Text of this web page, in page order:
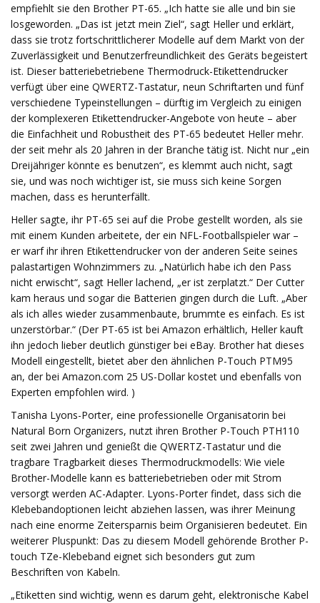
empfiehlt sie den Brother PT-65. „Ich hatte sie alle und bin sie
losgeworden. „Das ist jetzt mein Ziel“, sagt Heller und erklärt,
dass sie trotz fortschrittlicherer Modelle auf dem Markt von der
Zuverlässigkeit und Benutzerfreundlichkeit des Geräts begeistert
ist. Dieser batteriebetriebene Thermodruck-Etikettendrucker
verfügt über eine QWERTZ-Tastatur, neun Schriftarten und fünf
verschiedene Typeinstellungen – dürftig im Vergleich zu einigen
der komplexeren Etikettendrucker-Angebote von heute – aber
die Einfachheit und Robustheit des PT-65 bedeutet Heller mehr.
der seit mehr als 20 Jahren in der Branche tätig ist. Nicht nur „ein
Dreijähriger könnte es benutzen“, es klemmt auch nicht, sagt
sie, und was noch wichtiger ist, sie muss sich keine Sorgen
machen, dass es herunterfällt.
Heller sagte, ihr PT-65 sei auf die Probe gestellt worden, als sie
mit einem Kunden arbeitete, der ein NFL-Footballspieler war –
er warf ihr ihren Etikettendrucker von der anderen Seite seines
palastartigen Wohnzimmers zu. „Natürlich habe ich den Pass
nicht erwischt“, sagt Heller lachend, „er ist zerplatzt.“ Der Cutter
kam heraus und sogar die Batterien gingen durch die Luft. „Aber
als ich alles wieder zusammenbaute, brummte es einfach. Es ist
unzerstörbar.“ (Der PT-65 ist bei Amazon erhältlich, Heller kauft
ihn jedoch lieber deutlich günstiger bei eBay. Brother hat dieses
Modell eingestellt, bietet aber den ähnlichen P-Touch PTM95
an, der bei Amazon.com 25 US-Dollar kostet und ebenfalls von
Experten empfohlen wird. )
Tanisha Lyons-Porter, eine professionelle Organisatorin bei
Natural Born Organizers, nutzt ihren Brother P-Touch PTH110
seit zwei Jahren und genießt die QWERTZ-Tastatur und die
tragbare Tragbarkeit dieses Thermodruckmodells: Wie viele
Brother-Modelle kann es batteriebetrieben oder mit Strom
versorgt werden AC-Adapter. Lyons-Porter findet, dass sich die
Klebebandoptionen leicht abziehen lassen, was ihrer Meinung
nach eine enorme Zeitersparnis beim Organisieren bedeutet. Ein
weiterer Pluspunkt: Das zu diesem Modell gehörende Brother P-
touch TZe-Klebeband eignet sich besonders gut zum
Beschriften von Kabeln.
„Etiketten sind wichtig, wenn es darum geht, elektronische Kabel